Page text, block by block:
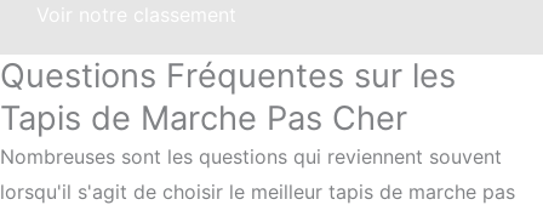
Voir notre classement
Questions Fréquentes sur les
Tapis de Marche Pas Cher
Nombreuses sont les questions qui reviennent souvent
lorsqu'il s'agit de choisir le meilleur tapis de marche pas